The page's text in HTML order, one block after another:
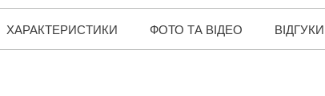
ХАРАКТЕРИСТИКИ ФОТО ТА ВІДЕО ВІДГУКИ